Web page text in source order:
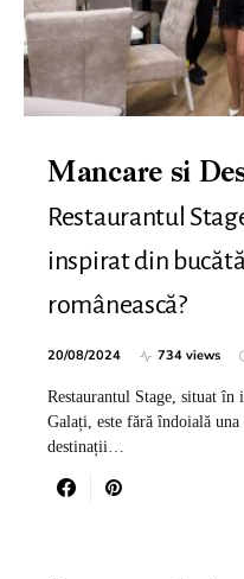
Mancare si
Restaurantul
inspirat din
românească?
20/08/2024 734 views
Restaurantul Stage, situat
Galați, este fără îndoială
destinații…